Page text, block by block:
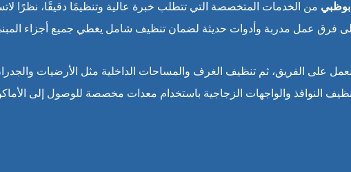
من الخدمات المتخصصة التي تتطلب خبرة عالية وتنظيمًا دقيقًا، نظرًا
فرق عمل مدربة وأدوات حديثة لضمان تنظيف شامل يغطي جميع أجزاء
على الفريق، ثم تنظيف الغرف والمساحات الداخلية مثل الأرضيات
النوافذ والواجهات الزجاجية باستخدام معدات مخصصة للوصول إلى